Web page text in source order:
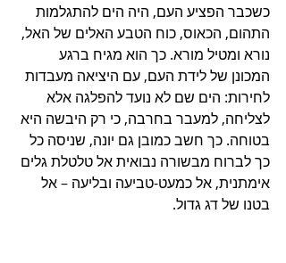
כשכבר הפציע העם, היה הים להתגלמות
התהום, הכאוס, כוח הטבע האלים של האל,
נורא ומטיל מורא. כך הוא מגיח ברגע
המכונן של לידת העם, עם היציאה מעבדות
לחירות: הים שם לא נועד להפלגה אלא
לצליחה, למעבר בחרבה, כי רק היבשה היא
בטוחה. כך חשב כמובן גם יונה, שניסה כל
כך לברוח מבשורה נבואית אל טלטלת גלים
אימתנית, אל כמעט-טביעה ובליעה – אל
בטנו של דג גדול.